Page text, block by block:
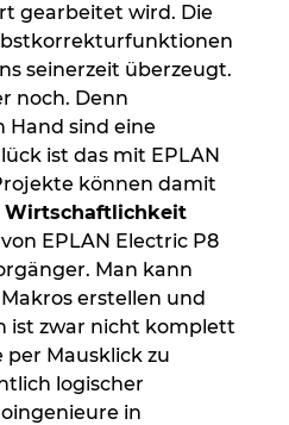
gearbeitet wird. Die
seinerzeit überzeugt.
noch. Denn
Hand sind eine
ist das mit EPLAN
können damit
Wirtschaftlichkeit
EPLAN Electric P8
Man kann
erstellen und
ist zwar nicht komplett
per Mausklick zu
logischer
in